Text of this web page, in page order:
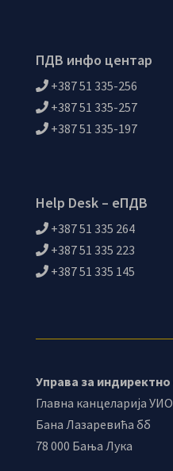
ПДВ инфо центар
+387 51 335-256
+387 51 335-257
+387 51 335-197
Help Desk – еПДВ
+387 51 335 264
+387 51 335 223
+387 51 335 145
Управа за
Главна канцеларија УИО
Бана Лазаревића бб
78 000 Бања Лука